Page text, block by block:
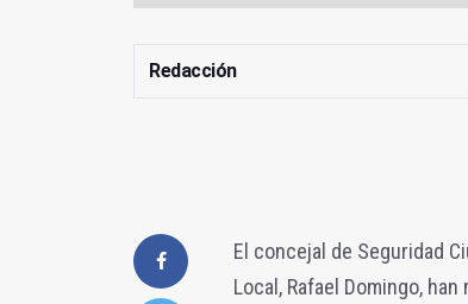
Redacción
El concejal de Seguridad
Local, Rafael Domingo,